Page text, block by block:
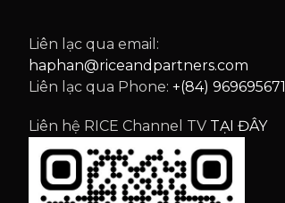
Liên lạc qua email:
haphan@riceandpartners.com
Liên lạc qua Phone: +(84) 969695671
Liên hệ RICE Channel TV TẠI ĐÂY